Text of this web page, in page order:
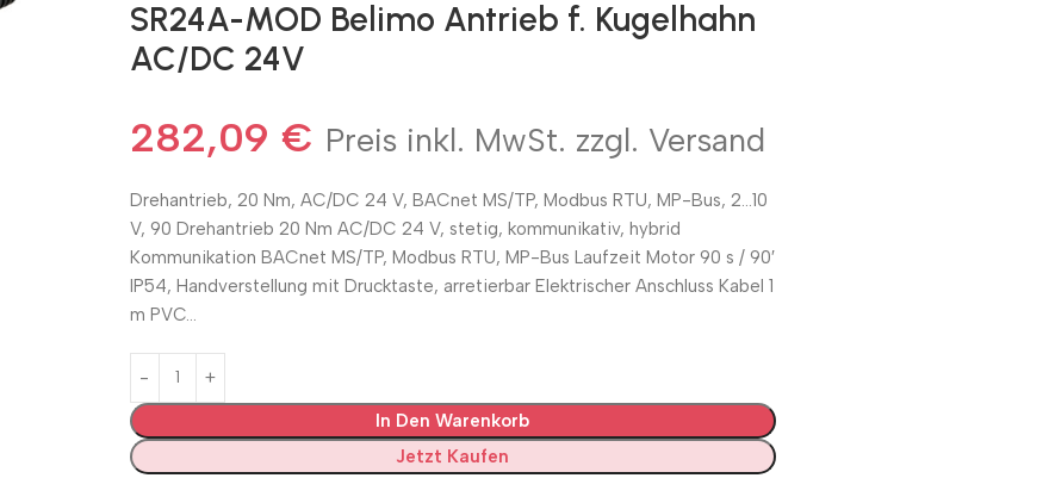
SR24A-MOD Belimo Antrieb f. Kugelhahn
AC/DC 24V
282,09 € Preis inkl. MwSt. zzgl. Versand
Drehantrieb, 20 Nm, AC/DC 24 V, BACnet MS/TP, Modbus RTU, MP-Bus, 2…10
V, 90 Drehantrieb 20 Nm AC/DC 24 V, stetig, kommunikativ, hybrid
Kommunikation BACnet MS/TP, Modbus RTU, MP-Bus Laufzeit Motor 90 s / 90′
IP54, Handverstellung mit Drucktaste, arretierbar Elektrischer Anschluss Kabel 1
m PVC…
In Den Warenkorb
Jetzt Kaufen